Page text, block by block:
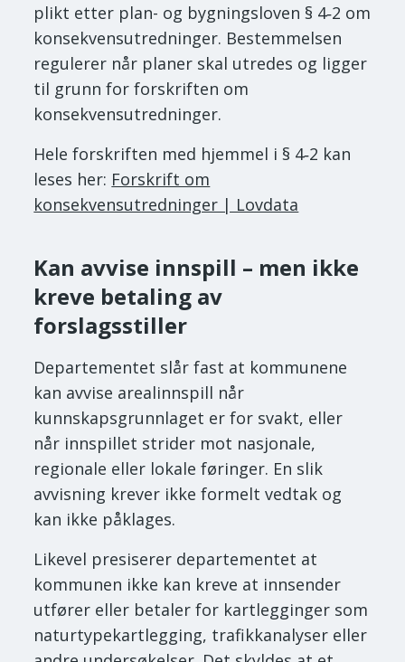
plikt etter plan- og bygningsloven § 4‑2 om
konsekvensutredninger. Bestemmelsen
regulerer når planer skal utredes og ligger
til grunn for forskriften om
konsekvensutredninger.
Hele forskriften med hjemmel i § 4‑2 kan
leses her: Forskrift om
konsekvensutredninger | Lovdata
Kan avvise innspill – men ikke
kreve betaling av
forslagsstiller
Departementet slår fast at kommunene
kan avvise arealinnspill når
kunnskapsgrunnlaget er for svakt, eller
når innspillet strider mot nasjonale,
regionale eller lokale føringer. En slik
avvisning krever ikke formelt vedtak og
kan ikke påklages.
Likevel presiserer departementet at
kommunen ikke kan kreve at innsender
utfører eller betaler for kartlegginger som
naturtypekartlegging, trafikkanalyser eller